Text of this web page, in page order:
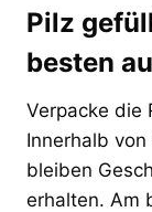
Pilz
besten
Verpacke die
Innerhalb
bleiben
erhalten. Am